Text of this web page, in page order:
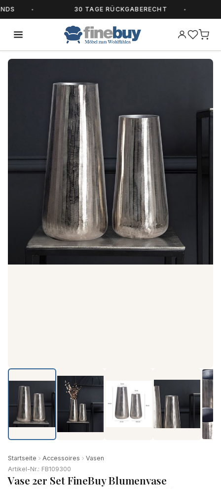
30 TAGE RÜCKGABERECHT
Startseite Accessoires
Vasen
Artikel-Nr.: FB109300
Vase 2er Set FineBuy Blumenvase